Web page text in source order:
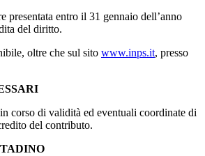
presentata entro il 31 gennaio dell’anno
del diritto.
oltre che sul sito www.inps.it, presso
corso di validità ed eventuali coordinate di
del contributo.